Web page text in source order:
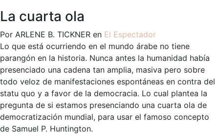
La cuarta ola
Por ARLENE B. TICKNER en El Espectador
Lo que está ocurriendo en el mundo árabe no tiene
parangón en la historia. Nunca antes la humanidad había
presenciado una cadena tan amplia, masiva pero sobre
todo veloz de manifestaciones espontáneas en contra del
statu quo y a favor de la democracia. Lo cual plantea la
pregunta de si estamos presenciando una cuarta ola de
democratización mundial, para usar el famoso concepto
de Samuel P. Huntington.